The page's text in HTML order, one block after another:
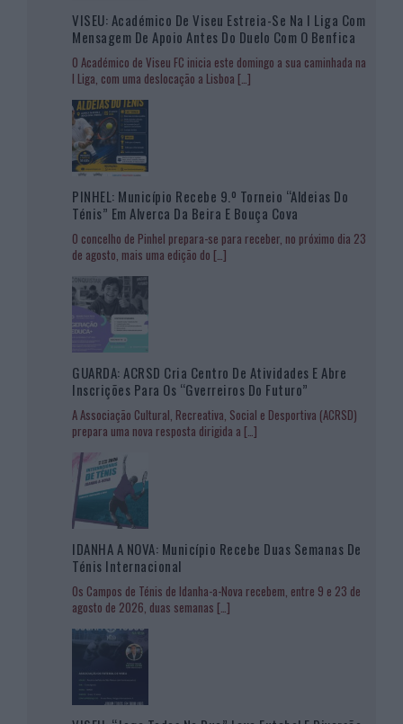
VISEU: Académico De Viseu Estreia-Se Na I Liga Com
Mensagem De Apoio Antes Do Duelo Com O Benfica
O Académico de Viseu FC inicia este domingo a sua caminhada na
I Liga, com uma deslocação a Lisboa […]
PINHEL: Município Recebe 9.º Torneio “Aldeias Do
Ténis” Em Alverca Da Beira E Bouça Cova
O concelho de Pinhel prepara-se para receber, no próximo dia 23
de agosto, mais uma edição do […]
GUARDA: ACRSD Cria Centro De Atividades E Abre
Inscrições Para Os “Gverreiros Do Futuro”
A Associação Cultural, Recreativa, Social e Desportiva (ACRSD)
prepara uma nova resposta dirigida a […]
IDANHA A NOVA: Município Recebe Duas Semanas De
Ténis Internacional
Os Campos de Ténis de Idanha-a-Nova recebem, entre 9 e 23 de
agosto de 2026, duas semanas […]